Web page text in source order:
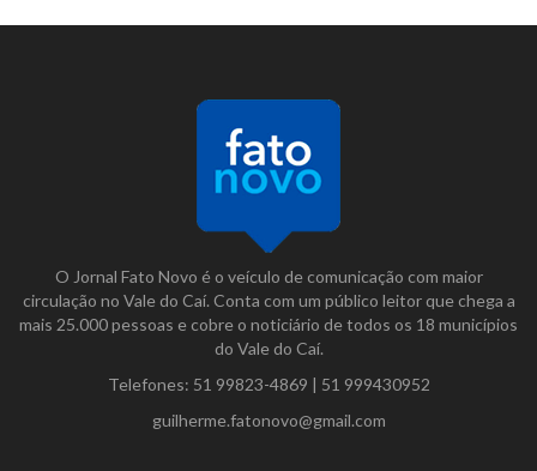
O Jornal Fato Novo é o veículo de comunicação com maior
circulação no Vale do Caí. Conta com um público leitor que chega a
mais 25.000 pessoas e cobre o noticiário de todos os 18 municípios
do Vale do Caí.
Telefones: 51 99823-4869 | 51 999430952
guilherme.fatonovo@gmail.com